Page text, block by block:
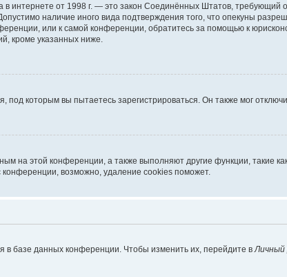
интернете от 1998 г. — это закон Соединённых Штатов, требующий
наличие иного вида подтверждения того, что опекуны
или к самой конференции, обратитесь за помощью к
кроме указанных ниже.
которым вы пытаетесь зарегистрироваться. Он также мог
на этой конференции, а также выполняют другие функции, такие
возможно, удаление cookies поможет.
в базе данных конференции. Чтобы изменить их, перейдите в Личный